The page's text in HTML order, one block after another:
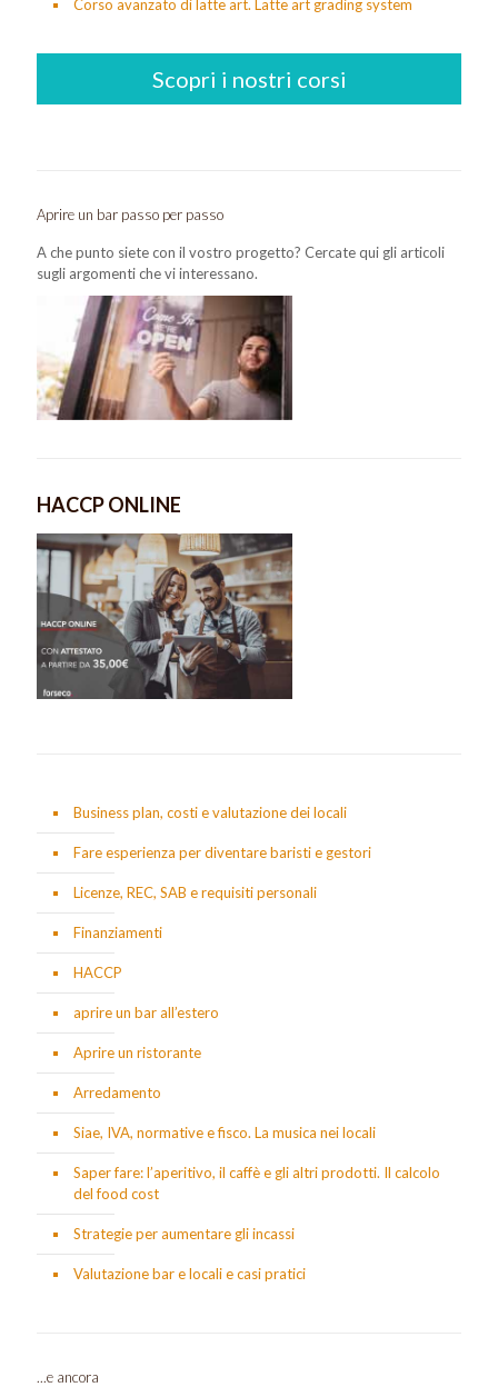
Corso avanzato di latte art. Latte art grading system
Scopri i nostri corsi
Aprire un bar passo per passo
A che punto siete con il vostro progetto? Cercate qui gli articoli
sugli argomenti che vi interessano.
HACCP ONLINE
Business plan, costi e valutazione dei locali
Fare esperienza per diventare baristi e gestori
Licenze, REC, SAB e requisiti personali
Finanziamenti
HACCP
aprire un bar all’estero
Aprire un ristorante
Arredamento
Siae, IVA, normative e fisco. La musica nei locali
Saper fare: l’aperitivo, il caffè e gli altri prodotti. Il calcolo
del food cost
Strategie per aumentare gli incassi
Valutazione bar e locali e casi pratici
...e ancora